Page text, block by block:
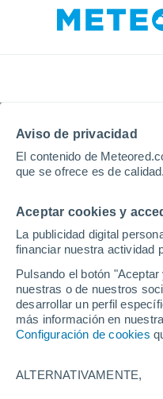
Aviso de privacidad
El contenido de
que se ofrece es de
Aceptar cookies y
La publicidad digital
financiar nuestra actividad
Pulsando el botón
nuestras o de nuestros
desarrollar un perfil
más información en nuestra
Configuración de cookies
ALTERNATIVAMENTE,
Inicio Holanda
Hoy, 7 agosto